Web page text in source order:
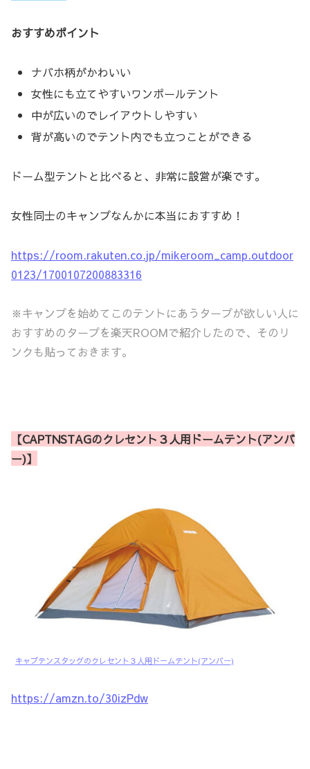
おすすめポイント
ナバホ柄がかわいい
女性にも立てやすいワンポールテント
中が広いのでレイアウトしやすい
背が高いのでテント内でも立つことができる
ドーム型テントと比べると、非常に設営が楽です。
女性同士のキャンプなんかに本当におすすめ！
https://room.rakuten.co.jp/mikeroom_camp.outdoor
0123/1700107200883316
※キャンプを始めてこのテントにあうタープが欲しい人に
おすすめのタープを楽天ROOMで紹介したので、そのリ
ンクも貼っておきます。
【CAPTNSTAGのクレセント３人用ドームテント(アンバ
ー)】
キャプテンスタッグのクレセント３人用ドームテント(アンバー)
https://amzn.to/30izPdw